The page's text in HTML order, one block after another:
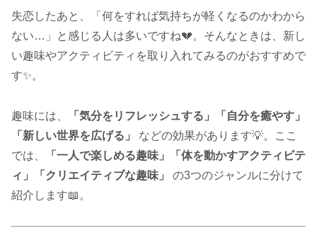
失恋したあと、「何をすれば気持ちが軽くなるのかわから
ない…」と感じる人は多いですね💔。そんなときは、新し
い趣味やアクティビティを取り入れてみるのがおすすめで
す✨。
趣味には、
「気分をリフレッシュする」「自分を癒やす」
「新しい世界を広げる」
などの効果があります💡。ここ
では、
「一人で楽しめる趣味」「体を動かすアクティビテ
ィ」「クリエイティブな趣味」
の3つのジャンルに分けて
紹介します📖。